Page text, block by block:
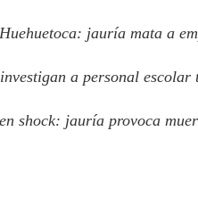
jauría mata a
a personal
shock: jauría provoca